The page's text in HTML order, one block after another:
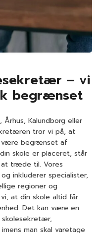
– vi
begrænset
Århus, Kalundborg eller
tror vi på, at
være begrænset af
skole er placeret, står
træde til. Vores
inkluderer specialister,
regioner og
at din skole altid får
Det kan være en
man skal varetage